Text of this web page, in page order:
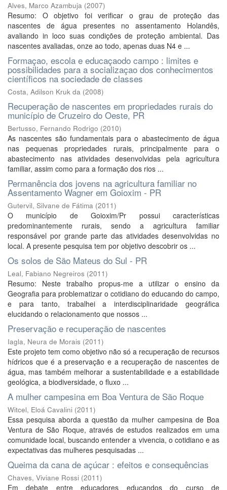
Alves, Marco Azambuja (2007)
Resumo: O objetivo foi verificar o grau de proteção das
nascentes de água presentes no assentamento Holandês,
avaliando in loco suas condições de proteção ambiental. Das
nascentes avaliadas, onze ao todo, apenas duas N4 e ...
Formaçao, escola e educaçaodo campo : limites e
possibilidades para a socializaçao dos conhecimentos
científicos na sociedade de classes
Costa, Adilson Kruk da (2008)
Recuperação de nascentes em propriedades rurais do
município de Cruzeiro do Oeste, PR
Bertusso, Fernando Rodrigo (2010)
As nascentes são fundamentais para o abastecimento de água
nas pequenas propriedades rurais, principalmente para o
abastecimento nas atividades desenvolvidas pela agricultura
familiar, assim como para a formação dos rios ...
Permanência dos jovens na agricultura familiar no
Assentamento Wagner em Goioxim - PR
Gutervil, Silvane de Fátima (2011)
O município de Goioxim/Pr possui características
predominantemente rurais, sendo a agricultura familiar
responsável por grande parte das atividades desenvolvidas no
local. A presente pesquisa tem por objetivo descobrir os ...
Os solos de São Mateus do Sul - PR
Leal, Fabiano Negreiros (2011)
Resumo: Neste trabalho propus-me a utilizar o ensino da
Geografia para problematizar o cotidiano do educando do campo,
e para tanto, trabalhei a interdisciplinaridade geográfica
elucidando o relacionamento que nossos ...
Preservação e recuperação de nascentes
Iagla, Neura de Morais (2011)
Este projeto tem como objetivo não só a recuperação de recursos
hídricos que é a preservação e a recuperação de nascentes de
água, mas também melhorar a sustentabilidade e a estabilidade
geológica, a biodiversidade, o fluxo ...
A mulher campesina em Boa Ventura de São Roque
Witcel, Eloá Cavalini (2011)
Essa pesquisa aborda a questão da mulher campesina de Boa
Ventura de São Roque, através de estudos realizados em uma
comunidade local, buscando entender a vivencia, o cotidiano e as
expectativas das mulheres pesquisadas ...
Queima da cana de açúcar : efeitos e consequências
Chaves, Viviane Rossi (2011)
Em debate entre educadores educandos do curso de